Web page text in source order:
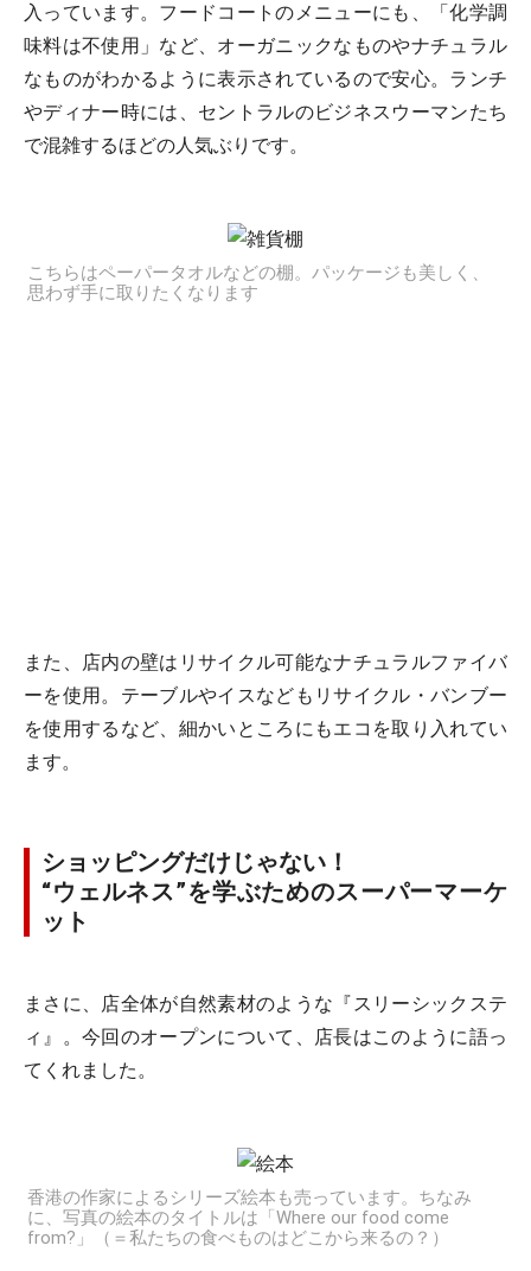
入っています。フードコートのメニューにも、「化学調
味料は不使用」など、オーガニックなものやナチュラル
なものがわかるように表示されているので安心。ランチ
やディナー時には、セントラルのビジネスウーマンたち
で混雑するほどの人気ぶりです。
こちらはペーパータオルなどの棚。パッケージも美しく、
思わず手に取りたくなります
また、店内の壁はリサイクル可能なナチュラルファイバ
ーを使用。テーブルやイスなどもリサイクル・バンブー
を使用するなど、細かいところにもエコを取り入れてい
ます。
ショッピングだけじゃない！
“ウェルネス”を学ぶためのスーパーマーケ
ット
まさに、店全体が自然素材のような『スリーシックステ
ィ』。今回のオープンについて、店長はこのように語っ
てくれました。
香港の作家によるシリーズ絵本も売っています。ちなみ
に、写真の絵本のタイトルは「Where our food come
from?」（＝私たちの食べものはどこから来るの？）